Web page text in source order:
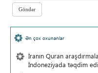
Ən çox oxunanlar
İranın Quran
İndoneziyada təqdim